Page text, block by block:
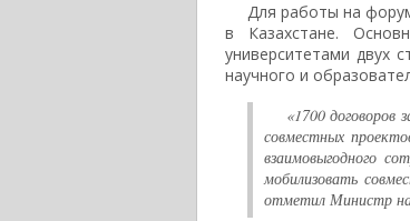
Для работы на
в Казахстане.
университетами двух
научного и
«1700 договоров
совместных
взаимовыгодного
мобилизовать
отметил Министр